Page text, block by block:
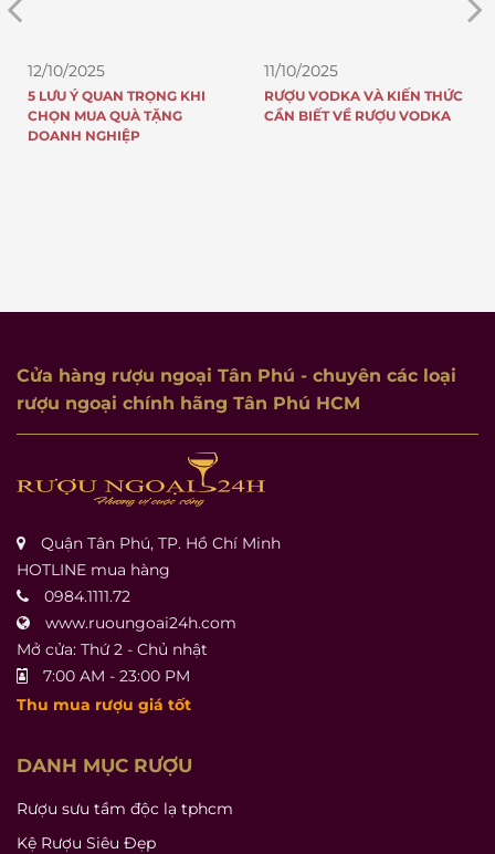
11/10/2025
RƯỢU VODKA VÀ KIẾN THỨC
CẦN BIẾT VỀ RƯỢU VODKA
11/10/2025
TOP 5 CHAI RƯỢU JOHNNIE
WALKER ĐẠT GIẢI QUỐC TẾ
Cửa hàng rượu ngoại Tân Phú - chuyên các loại
rượu ngoại chính hãng Tân Phú HCM
Quận Tân Phú, TP. Hồ Chí Minh
HOTLINE mua hàng
0984.1111.72
www.ruoungoai24h.com
Mở cửa: Thứ 2 - Chủ nhật
7:00 AM - 23:00 PM
Thu mua rượu giá tốt
DANH MỤC RƯỢU
Rượu sưu tầm độc lạ tphcm
Kệ Rượu Siêu Đẹp